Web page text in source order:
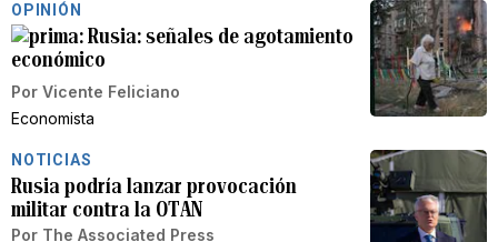
OPINIÓN
Rusia: señales de agotamiento
económico
Por Vicente Feliciano
Economista
NOTICIAS
Rusia podría lanzar provocación
militar contra la OTAN
Por The Associated Press